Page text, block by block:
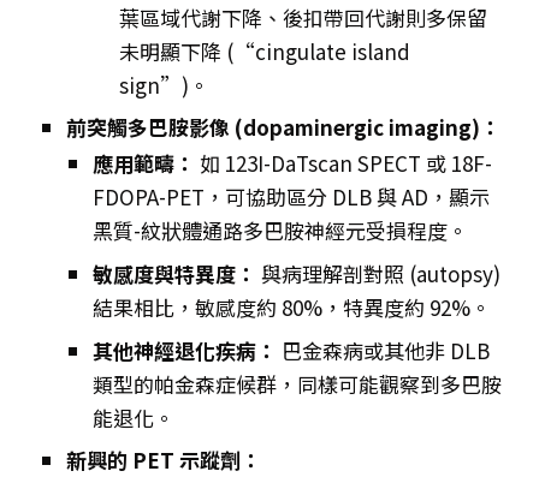
葉區域代謝下降、後扣帶回代謝則多保留
未明顯下降 (“cingulate island
sign”)。
前突觸多巴胺影像 (dopaminergic imaging)：
應用範疇： 如 123I-DaTscan SPECT 或 18F-
FDOPA-PET，可協助區分 DLB 與 AD，顯示
黑質-紋狀體通路多巴胺神經元受損程度。
敏感度與特異度： 與病理解剖對照 (autopsy)
結果相比，敏感度約 80%，特異度約 92%。
其他神經退化疾病： 巴金森病或其他非 DLB
類型的帕金森症候群，同樣可能觀察到多巴胺
能退化。
新興的 PET 示蹤劑：